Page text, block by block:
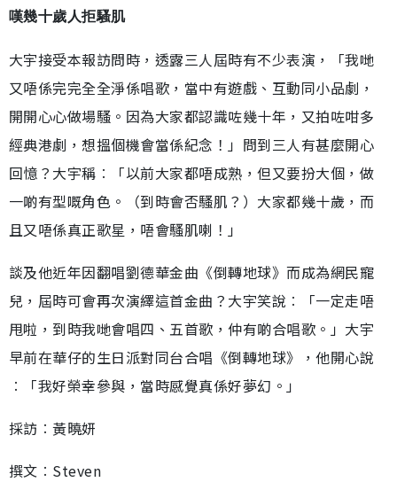
嘆幾十歲人拒騷肌
大宇接受本報訪問時，透露三人屆時有不少表演，「我哋
又唔係完完全全淨係唱歌，當中有遊戲、互動同小品劇，
開開心心做場騷。因為大家都認識咗幾十年，又拍咗咁多
經典港劇，想搵個機會當係紀念！」問到三人有甚麼開心
回憶？大宇稱︰「以前大家都唔成熟，但又要扮大個，做
一啲有型嘅角色。（到時會否騷肌？）大家都幾十歲，而
且又唔係真正歌星，唔會騷肌喇！」
談及他近年因翻唱劉德華金曲《倒轉地球》而成為網民寵
兒，屆時可會再次演繹這首金曲？大宇笑說︰「一定走唔
甩啦，到時我哋會唱四、五首歌，仲有啲合唱歌。」大宇
早前在華仔的生日派對同台合唱《倒轉地球》，他開心說
︰「我好榮幸參與，當時感覺真係好夢幻。」
採訪︰黃曉妍
撰文︰Steven